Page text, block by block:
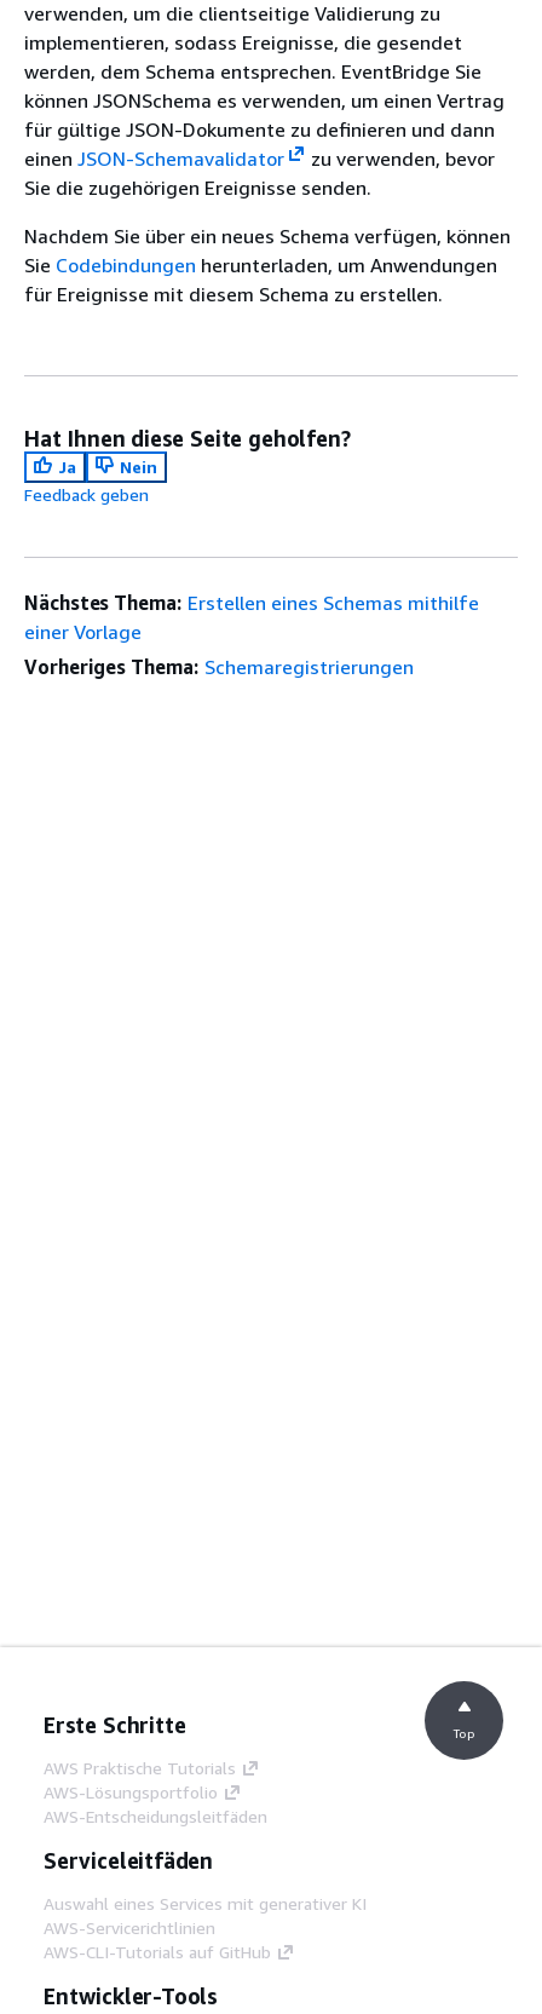
verwenden, um die clientseitige Validierung zu
implementieren, sodass Ereignisse, die gesendet
werden, dem Schema entsprechen. EventBridge Sie
können JSONSchema es verwenden, um einen Vertrag
für gültige JSON-Dokumente zu definieren und dann
einen JSON-Schemavalidator
zu verwenden, bevor
Sie die zugehörigen Ereignisse senden.
Nachdem Sie über ein neues Schema verfügen, können
Sie Codebindungen herunterladen, um Anwendungen
für Ereignisse mit diesem Schema zu erstellen.
Hat Ihnen diese Seite geholfen?
Ja
Nein
Feedback geben
Nächstes Thema: Erstellen eines Schemas mithilfe
einer Vorlage
Vorheriges Thema: Schemaregistrierungen
Erste Schritte
AWS Praktische Tutorials
AWS-Lösungsportfolio
AWS-Entscheidungsleitfäden
Serviceleitfäden
Auswahl eines Services mit generativer KI
AWS-Servicerichtlinien
AWS-CLI-Tutorials auf GitHub
Entwickler-Tools
Top